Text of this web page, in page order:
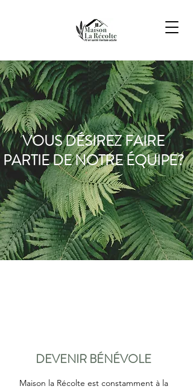
VOUS DÉSIREZ FAIRE
PARTIE DE NOTRE ÉQUIPE?
DEVENIR BÉNÉVOLE
Maison la Récolte est constamment à la